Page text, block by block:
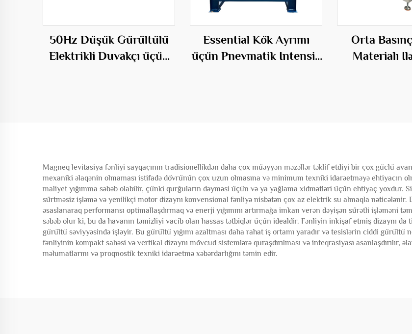
50Hz Düşük Gürültülü
Elektrikli Duvakçı üçün
Essential Kök Ayrımı
üçün Pnevmatik Intensiv
Orta
Materialı
Magneq levitasiya fənliyi sayqaçının tradisionellikdən daha çox müəyyən məzəllər təklif etdiyi bir çox güclü
mexaniki əlaqənin olmaması istifadə dövrünün çox uzun olmasına və minimum texniki idarəetməyə ehtiyacın
maliyet yığımına səbəb olabilir, çünki qurğuların dəyməsi üçün və ya yağlama xidmətləri üçün ehtiyaç yoxdur.
sürtməsiz işləmə və yenilikçi motor dizaynı konvensional fənliyə nisbətən çox az elektrik su almaqla
əsaslanaraq performansı optimallaşdırmaq və enerji yığımını artırmağa imkan verən dəyişən sürətli işləməni
səbəb olur ki, bu da havanın təmizliyi vacib olan hassas tətbiqlər üçün idealdir. Fənliyin inkişaf etmiş dizaynı da
gürültü səviyyəsində işləyir. Bu gürültü yığımı azaltması daha rahat iş ortamı yaradır və tesislərin ciddi
fənliyinin kompakt sahəsi və vertikal dizaynı mövcud sistemlərə quraşdırılması və inteqrasiyası
məlumatlarını və proqnostik texniki idarəetmə xəbərdarlığını təmin edir.